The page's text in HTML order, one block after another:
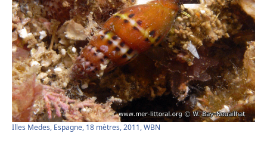
Illes Medes, Espagne, 18 mètres, 2011, WBN